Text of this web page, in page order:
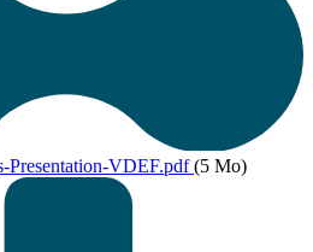
Presentation-VDEF.pdf (5 Mo)